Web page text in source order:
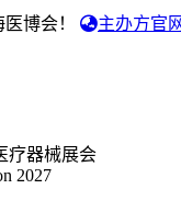
博会！ 主办方官网
疗器械展会
2027